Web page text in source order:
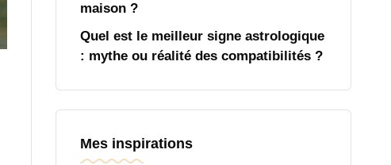
maison ?
Quel est le meilleur signe astrologique
: mythe ou réalité des compatibilités ?
Mes inspirations